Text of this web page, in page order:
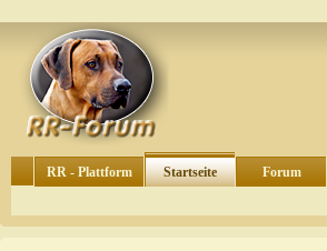
RR - Plattform Startseite Forum